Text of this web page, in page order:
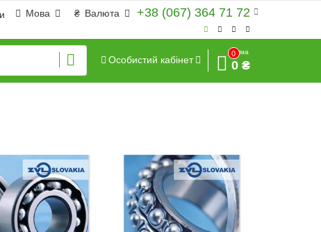
+38 (067) 364 71 72
₴ Валюта
Мова
Особистий кабінет
0
Сума
0 ₴